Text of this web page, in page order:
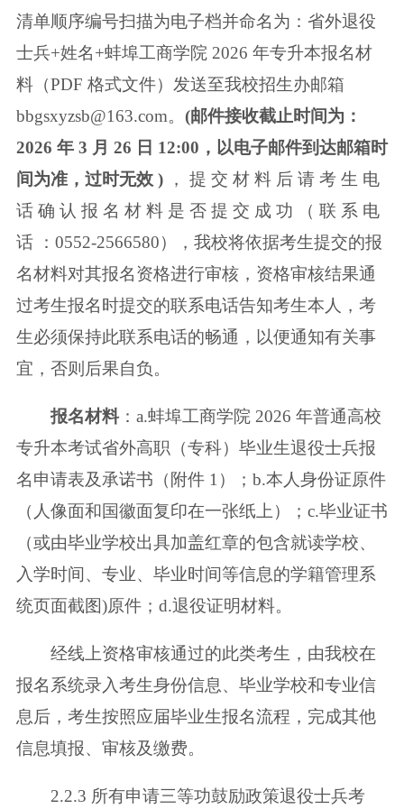
清单顺序编号扫描为电子档并命名为：省外退役
士兵+姓名+蚌埠工商学院 2026 年专升本报名材
料（PDF 格式文件）发送至我校招生办邮箱
bbgsxyzsb@163.com。 (邮件接收截止时间为：
2026 年 3 月 26 日 12:00，以电子邮件到达邮箱时
间为准，过时无效 )
， 提 交 材 料 后 请 考 生 电
话 确 认 报 名 材 料 是 否 提 交 成 功 （ 联 系 电
话 ： 0552-2566580），我校将依据考生提交的报
名材料对其报名资格进行审核，资格审核结果通
过考生报名时提交的联系电话告知考生本人，考
生必须保持此联系电话的畅通，以便通知有关事
宜，否则后果自负。
报名材料 ：a.蚌埠工商学院 2026 年普通高校
专升本考试省外高职（专科） 毕业生退役士兵报
名申请表及承诺书（附件 1）；b.本人身份证原件
（人像面和 国徽面复印在一张纸上）；c.毕业证书
（或由毕业学校出具加盖红章的包含就读学校、
入学时间、专业、毕业时间等信息的学籍管理系
统页面截图)原件；d.退役证明材料。
经线上资格审核通过的此类考生，由我校在
报名系统录入考生身份信息、毕业学校和专业信
息后，考生按照应届毕业生报名流程，完成其他
信息填报、审核及缴费。
2.2.3 所有申请三等功鼓励政策退役士兵考